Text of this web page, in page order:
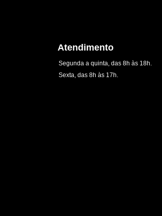
Atendimento
Segunda a quinta, das 8h às 18h.
Sexta, das 8h às 17h.